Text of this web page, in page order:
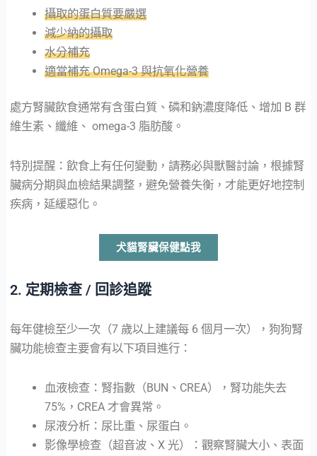
攝取的蛋白質要嚴選
減少納的攝取
水分補充
適當補充 Omega-3 與抗氧化營養
處方腎臟飲食通常有含蛋白質、磷和鈉濃度降低、增加 B 群
維生素、纖維、 omega-3 脂肪酸。
特別提醒：飲食上有任何變動，請務必與獸醫討論，根據腎
臟病分期與血檢結果調整，避免營養失衡，才能更好地控制
疾病，延緩惡化。
犬貓腎臟保健點我
2. 定期檢查 / 回診追蹤
每年健檢至少一次（7 歲以上建議每 6 個月一次），狗狗腎
臟功能檢查主要會有以下項目進行：
血液檢查：腎指數（BUN、CREA），腎功能失去
75%，CREA 才會異常。
尿液分析：尿比重、尿蛋白。
影像學檢查（超音波、X 光）：觀察腎臟大小、表面